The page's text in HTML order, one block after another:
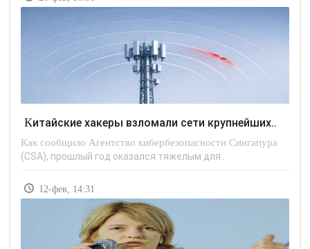
Китайские хакеры взломали сети крупнейших..
Как сообщило Агентство кибербезопасности Сингапура
(CSA), прошлый год оказался тяжелым для..
12-фев, 14:31